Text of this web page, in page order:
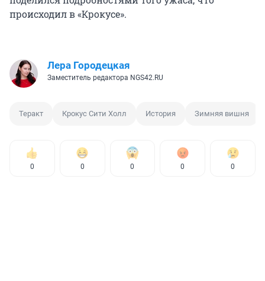
происходил в «Крокусе».
Лера Городецкая
Заместитель редактора NGS42.RU
Теракт Крокус Сити Холл История Зимняя вишня
0 0 0 0 0